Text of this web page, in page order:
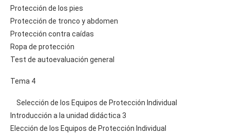
Protección de los pies
Protección de tronco y abdomen
Protección contra caídas
Ropa de protección
Test de autoevaluación general
Tema 4
Selección de los Equipos de Protección Individual
Introducción a la unidad didáctica 3
Elección de los Equipos de Protección Individual